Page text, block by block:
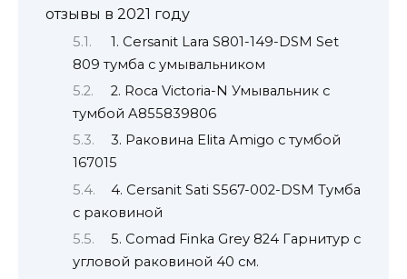
отзывы в 2021 году
1. Cersanit Lara S801-149-DSM Set
809 тумба с умывальником
2. Roca Victoria-N Умывальник с
тумбой A855839806
3. Раковина Elita Amigo с тумбой
167015
4. Cersanit Sati S567-002-DSM Тумба
с раковиной
5. Comad Finka Grey 824 Гарнитур с
угловой раковиной 40 см.